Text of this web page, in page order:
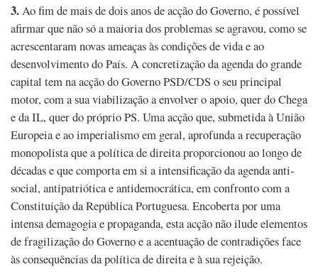
3.Ao fim de mais de dois anos de acção do Governo, é possível
afirmar que não só a maioria dos problemas se agravou, como se
acrescentaram novas ameaças às condições de vida e ao
desenvolvimento do País. A concretização da agenda do grande
capital tem na acção do Governo PSD/CDS o seu principal
motor, com a sua viabilização a envolver o apoio, quer do Chega
e da IL, quer do próprio PS. Uma acção que, submetida à União
Europeia e ao imperialismo em geral, aprofunda a recuperação
monopolista que a política de direita proporcionou ao longo de
décadas e que comporta em si a intensificação da agenda anti-
social, antipatriótica e antidemocrática, em confronto com a
Constituição da República Portuguesa. Encoberta por uma
intensa demagogia e propaganda, esta acção não ilude elementos
de fragilização do Governo e a acentuação de contradições face
às consequências da política de direita e à sua rejeição.